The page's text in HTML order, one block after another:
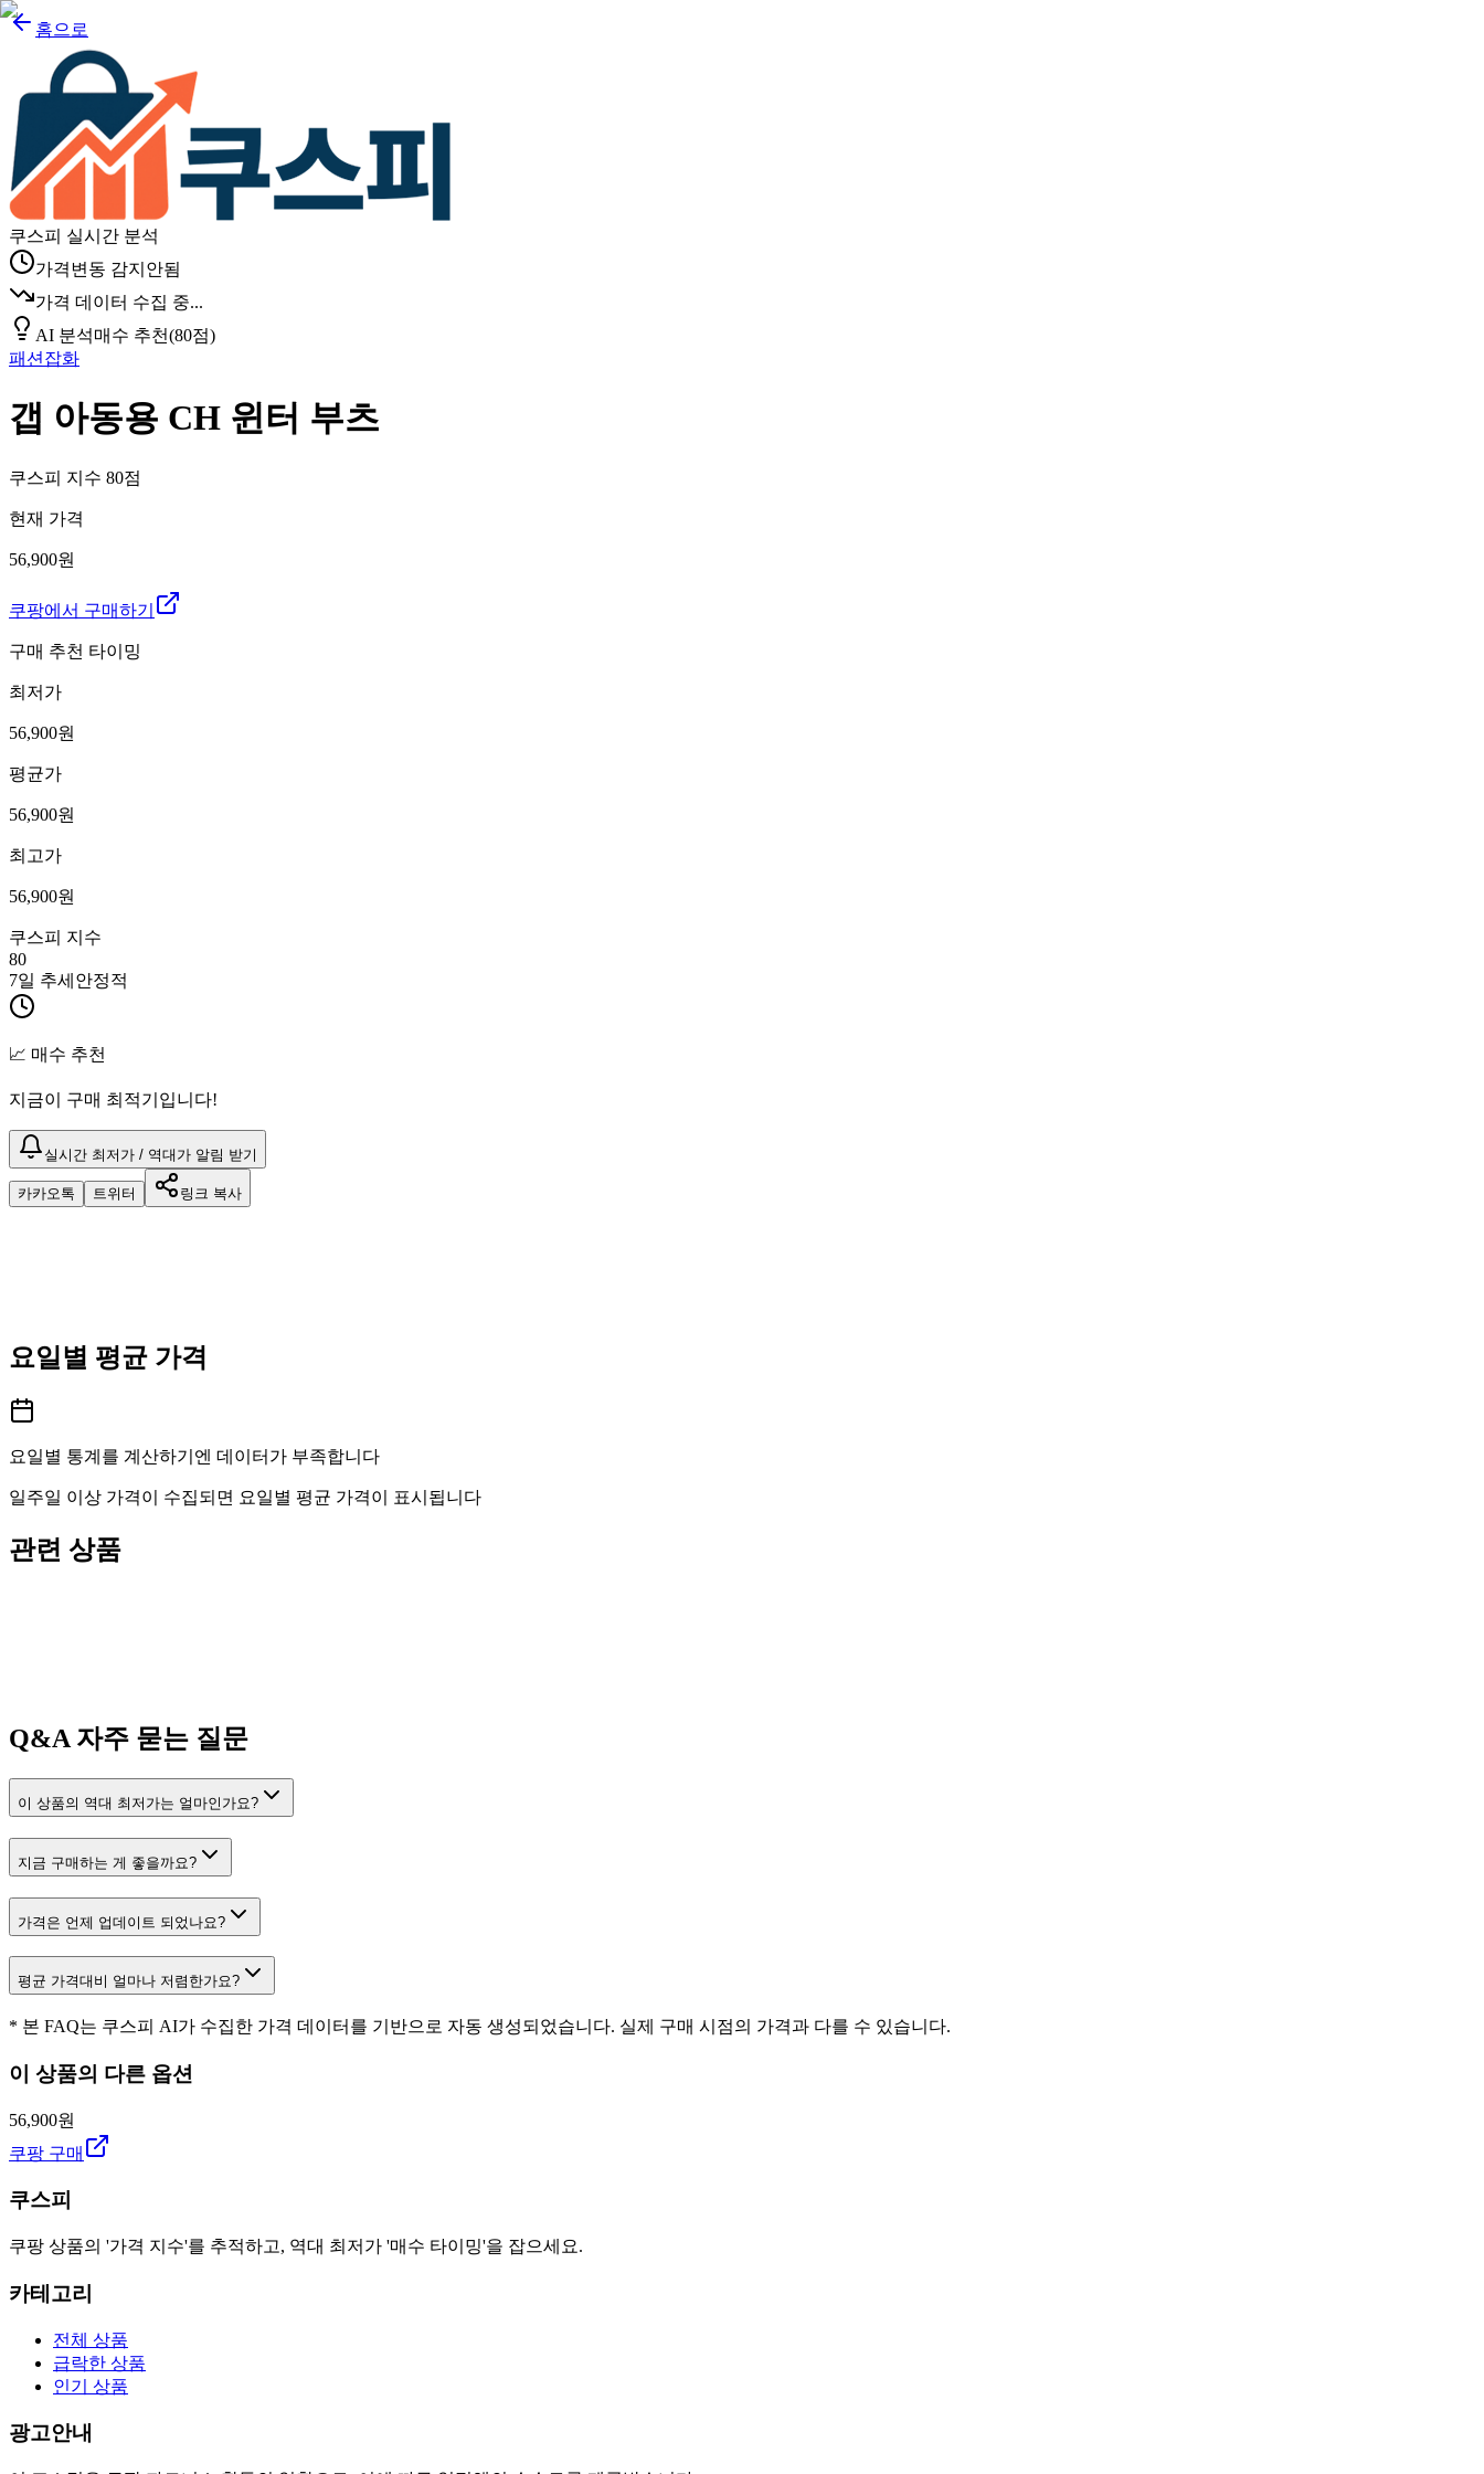
홈으로
쿠스피 실시간 분석
가격변동 감지안됨
가격 데이터 수집 중...
AI 분석매수 추천(80점)
패션잡화
갭 아동용 CH 윈터 부츠
쿠스피 지수 80점
현재 가격
56,900원
쿠팡에서 구매하기
구매 추천 타이밍
최저가
56,900원
평균가
56,900원
최고가
56,900원
쿠스피 지수
80
7일 추세 안정적
📈 매수 추천
지금이 구매 최적기입니다!
실시간 최저가 / 역대가 알림 받기
카카오톡 트위터 링크 복사
요일별 평균 가격
요일별 통계를 계산하기엔 데이터가 부족합니다
일주일 이상 가격이 수집되면 요일별 평균 가격이 표시됩니다
관련 상품
Q&A자주 묻는 질문
이 상품의 역대 최저가는 얼마인가요?
지금 구매하는 게 좋을까요?
가격은 언제 업데이트 되었나요?
평균 가격대비 얼마나 저렴한가요?
* 본 FAQ는 쿠스피 AI가 수집한 가격 데이터를 기반으로 자동 생성되었습니다. 실제 구매 시점의 가격과 다를 수 있습니다.
이 상품의 다른 옵션
56,900원
쿠팡 구매
쿠스피
쿠팡 상품의 '가격 지수'를 추적하고, 역대 최저가 '매수 타이밍'을 잡으세요.
카테고리
전체 상품
급락한 상품
인기 상품
광고안내